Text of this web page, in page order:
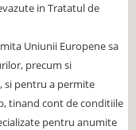
in Tratatul de
Uniunii Europene sa
precum si
si pentru a permite
tinand cont de conditiile
pentru anumite